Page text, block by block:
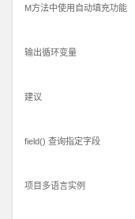
M方法中使用自动填充功能
输出循环变量
建议
field() 查询指定字段
项目多语言实例